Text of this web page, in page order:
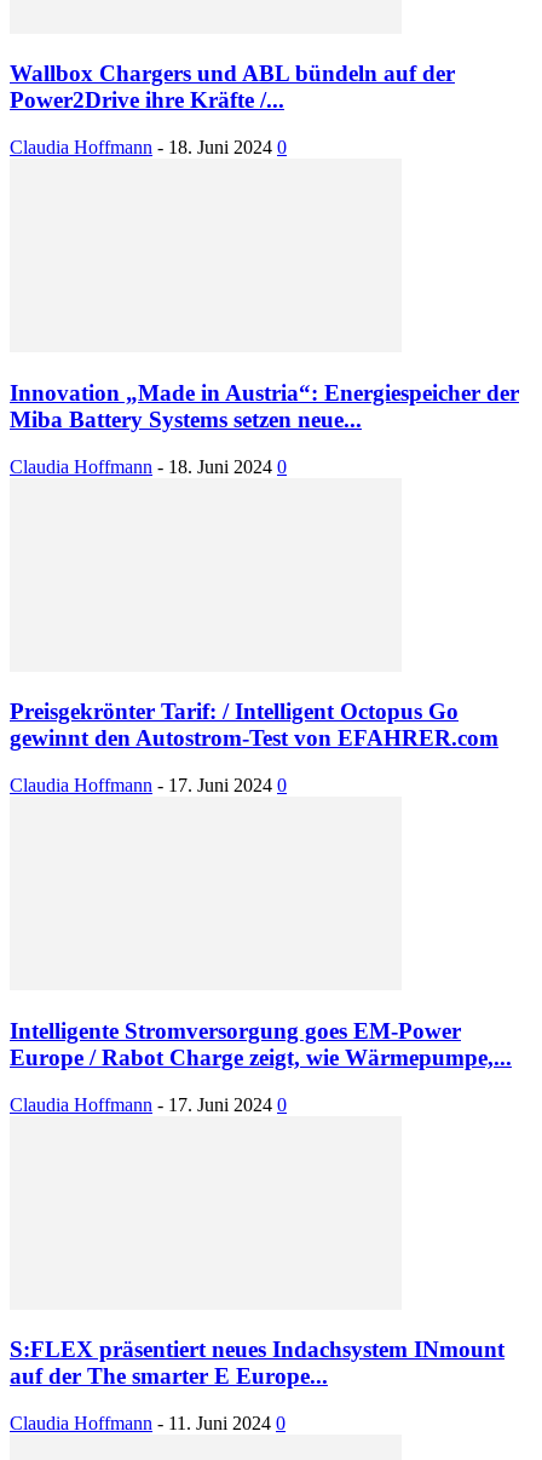
Wallbox Chargers und ABL bündeln auf der
Power2Drive ihre Kräfte /...
Claudia Hoffmann - 18. Juni 2024 0
Innovation „Made in Austria“: Energiespeicher der
Miba Battery Systems setzen neue...
Claudia Hoffmann - 18. Juni 2024 0
Preisgekrönter Tarif: / Intelligent Octopus Go
gewinnt den Autostrom-Test von EFAHRER.com
Claudia Hoffmann - 17. Juni 2024 0
Intelligente Stromversorgung goes EM-Power
Europe / Rabot Charge zeigt, wie Wärmepumpe,...
Claudia Hoffmann - 17. Juni 2024 0
S:FLEX präsentiert neues Indachsystem INmount
auf der The smarter E Europe...
Claudia Hoffmann - 11. Juni 2024 0